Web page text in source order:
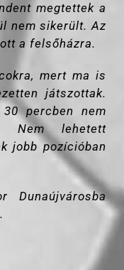
megtettek a
nem sikerült. Az
a felsőházra.
mert ma is
játszottak.
percben nem
Nem lehetett
jobb pozícióban
Dunaújvárosba